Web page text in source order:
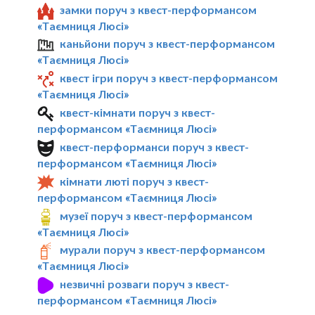
замки поруч з квест-перформансом
«Таємниця Люсі»
каньйони поруч з квест-перформансом
«Таємниця Люсі»
квест ігри поруч з квест-перформансом
«Таємниця Люсі»
квест-кімнати поруч з квест-
перформансом «Таємниця Люсі»
квест-перформанси поруч з квест-
перформансом «Таємниця Люсі»
кімнати люті поруч з квест-
перформансом «Таємниця Люсі»
музеї поруч з квест-перформансом
«Таємниця Люсі»
мурали поруч з квест-перформансом
«Таємниця Люсі»
незвичні розваги поруч з квест-
перформансом «Таємниця Люсі»